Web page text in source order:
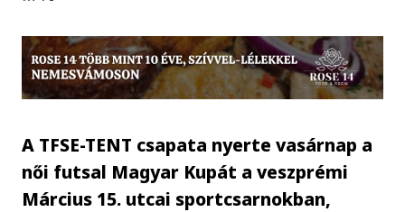
A TFSE-TENT csapata nyerte vasárnap a
női futsal Magyar Kupát a veszprémi
Március 15. utcai sportcsarnokban,